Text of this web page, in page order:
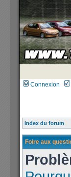
Connexion
Index du forum
Foire aux